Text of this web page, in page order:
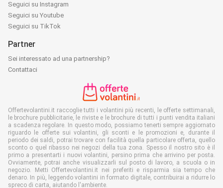
Seguici su Instagram
Seguici su Youtube
Seguici su TikTok
Partner
Sei interessato ad una partnership?
Contattaci
Offertevolantini.it raccoglie tutti i volantini più recenti, le offerte settimanali,
le brochure pubblicitarie, le riviste e le brochure di tutti i punti vendita italiani
a scadenza regolare. In questo modo, possiamo tenerti sempre aggiornato
riguardo le offerte sui volantini, gli sconti e le promozioni e, durante il
periodo dei saldi, potrai trovare con facilità quella particolare offerta, quello
sconto o quel ribasso nei negozi della tua zona. Spesso il nostro sito è il
primo a presentarti i nuovi volantini, persino prima che arrivino per posta.
Ovviamente, potrai anche visualizzarli sul posto di lavoro, a scuola o in
negozio. Metti Offertevolantini.it nei preferiti e risparmia sia tempo che
denaro. In più, leggendo volantini in formato digitale, contribuirai a ridurre lo
spreco di carta, aiutando l'ambiente.